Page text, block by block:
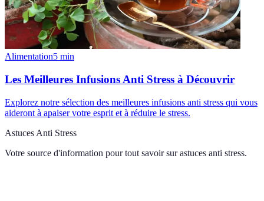
Alimentation5 min
Les Meilleures Infusions Anti Stress à Découvrir
Explorez notre sélection des meilleures infusions anti stress qui vous
aideront à apaiser votre esprit et à réduire le stress.
Astuces Anti Stress
Votre source d'information pour tout savoir sur astuces anti stress.